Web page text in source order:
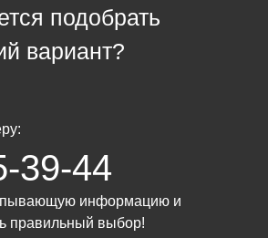
подобрать
вариант?
39-44
информацию и
правильный выбор!